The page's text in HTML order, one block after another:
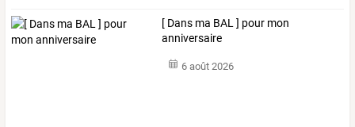
[ Dans ma BAL ] pour mon
anniversaire
6 août 2026